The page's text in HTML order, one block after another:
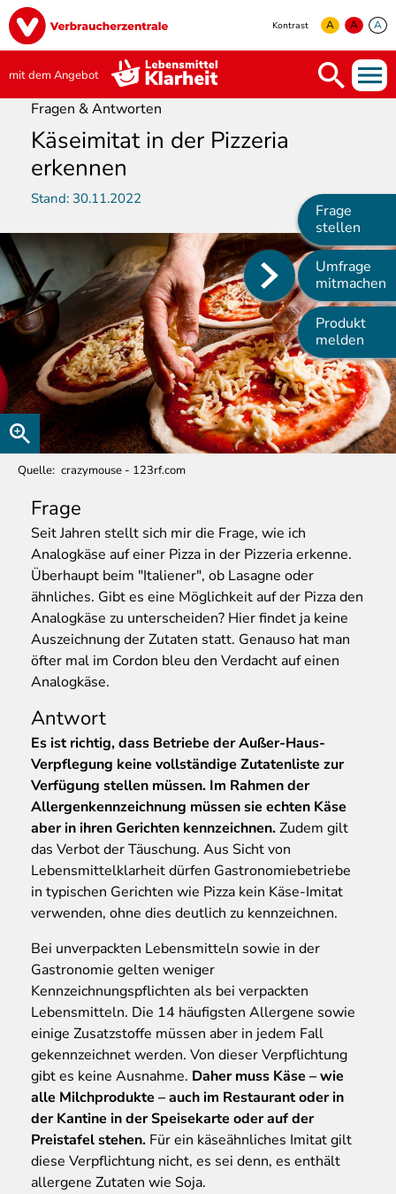
Direkt
zum
Inhalt
Image
Kontrast A A A
mit dem Angebot
Main
navigation
Frage
stellen
Umfrage
mitmachen
Produkt
melden
Fragen & Antworten
Käseimitat in der Pizzeria
erkennen
Stand: 30.11.2022
Quelle crazymouse - 123rf.com
Frage
SeitJahren stellt sich mir die Frage, wie ich
Analogkäse auf einer Pizza in der Pizzeria erkenne.
Überhaupt beim "Italiener", ob Lasagne oder
ähnliches. Gibt es eine Möglichkeit auf der Pizza den
Analogkäse zu unterscheiden? Hier findet ja keine
Auszeichnung der Zutaten statt. Genauso hat man
öfter mal im Cordon bleu den Verdacht auf einen
Analogkäse.
Antwort
Es ist richtig, dass Betriebe der Außer-Haus-
Verpflegung keine vollständige Zutatenliste zur
Verfügung stellen müssen. Im Rahmen der
Allergenkennzeichnung müssen sie echten Käse
aber in ihren Gerichten kennzeichnen.Zudem gilt
das Verbot der Täuschung. Aus Sicht von
Lebensmittelklarheit dürfen Gastronomiebetriebe
in typischen Gerichten wie Pizza kein Käse-Imitat
verwenden, ohne dies deutlich zu kennzeichnen.
Bei unverpackten Lebensmitteln sowie in der
Gastronomie gelten weniger
Kennzeichnungspflichten als bei verpackten
Lebensmitteln. Die 14 häufigsten Allergene sowie
einige Zusatzstoffe müssen aber in jedem Fall
gekennzeichnet werden. Von dieser Verpflichtung
gibt es keine Ausnahme. Daher muss Käse – wie
alle Milchprodukte – auch im Restaurant oder in
der Kantine in der Speisekarte oder auf der
Preistafel stehen. Für ein käseähnliches Imitat gilt
diese Verpflichtung nicht, es sei denn, es enthält
allergene Zutaten wie Soja.